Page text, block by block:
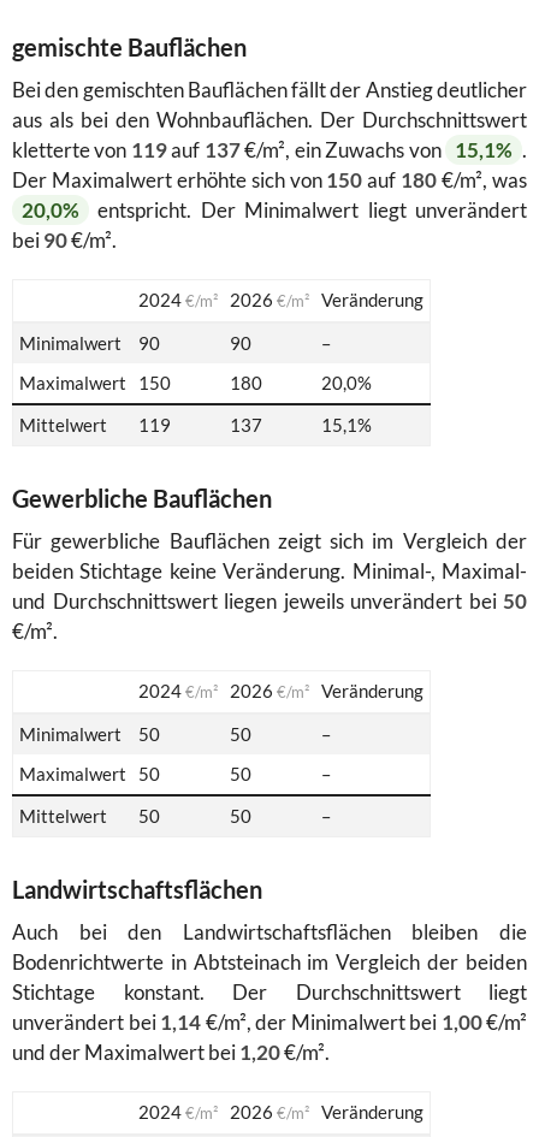
gemischte Bauflächen
Bei den gemischten Bauflächen fällt der Anstieg deutlicher
aus als bei den Wohnbauflächen. Der Durchschnittswert
kletterte von 119auf 137€/m², ein Zuwachs von 15,1% .
Der Maximalwert erhöhte sich von150auf 180€/m², was
20,0%
entspricht. Der Minimalwert liegt unverändert
bei90€/m².
2024€/m² 2026 €/m²
Veränderung
Minimalwert
90 90
–
Maximalwert
150 180
20,0%
Mittelwert
119 137 15,1%
Gewerbliche Bauflächen
Für gewerbliche Bauflächen zeigt sich im Vergleich der
beiden Stichtage keine Veränderung. Minimal-, Maximal-
und Durchschnittswert liegen jeweils unverändert bei 50
€/m².
2024€/m² 2026 €/m²
Veränderung
Minimalwert
50 50
–
Maximalwert
50 50
–
Mittelwert
50 50 –
Landwirtschaftsflächen
Auch bei den Landwirtschaftsflächen bleiben die
Bodenrichtwerte in Abtsteinach im Vergleich der beiden
Stichtage konstant. Der Durchschnittswert liegt
unverändert bei1,14€/m², der Minimalwert bei 1,00€/m²
und der Maximalwert bei1,20€/m².
2024€/m² 2026 €/m² Veränderung